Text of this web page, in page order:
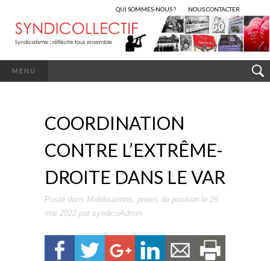
QUI SOMMES-NOUS ? NOUS CONTACTER
MENU
COORDINATION
CONTRE L’EXTRÊME-
DROITE DANS LE VAR
Posté dans Mobilisations, prises de position le 26
mai 2022 par syndicoAdmin.